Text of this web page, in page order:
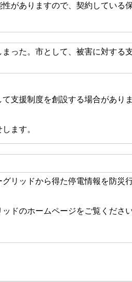
がありますので、契約している
った。市として、被害に対する
支援制度を創設する場合がありま
ます。
リッドから得た停電情報を防災
ドのホームページをご覧ください